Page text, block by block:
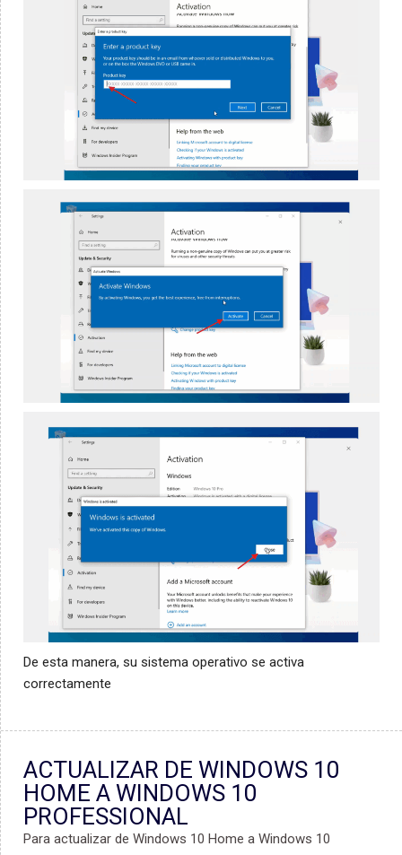
De esta manera, su sistema operativo se activa
correctamente
ACTUALIZAR DE WINDOWS 10
HOME A WINDOWS 10
PROFESSIONAL
Para actualizar de Windows 10 Home a Windows 10